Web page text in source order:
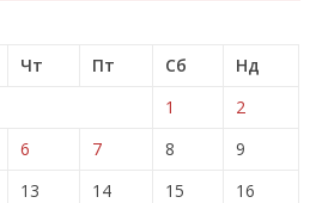
Чт Пт Сб
Нд
1
2
6 7 8
9
13 14 15
16